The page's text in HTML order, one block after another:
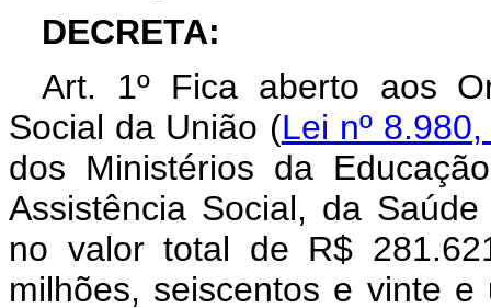
DECRETA:
Art. 1º Fica aberto aos
Social da União (Lei nº
dos Ministérios da
Assistência Social, da
no valor total de R$
milhões, seiscentos e vinte